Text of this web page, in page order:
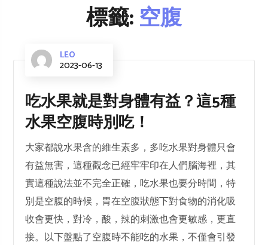
標籤:空腹
LEO
2023-06-13
吃水果就是對身體有益？這5種
水果空腹時別吃！
大家都說水果含的維生素多，多吃水果對身體只會
有益無害，這種觀念已經牢牢印在人們腦海裡，其
實這種說法並不完全正確，吃水果也要分時間，特
別是空腹的時候，胃在空腹狀態下對食物的消化吸
收會更快，對冷，酸，辣的刺激也會更敏感，更直
接。以下盤點了空腹時不能吃的水果，不僅會引發